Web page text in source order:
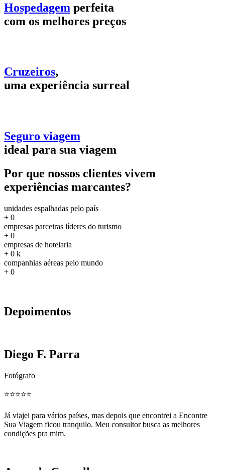
Hospedagem perfeita
com os melhores preços
Cruzeiros,
uma experiência surreal
Seguro viagem
ideal para sua viagem
Por que nossos clientes vivem
experiências marcantes?
unidades espalhadas pelo país
+ 0
empresas parceiras líderes do turismo
+ 0
empresas de hotelaria
+ 0 k
companhias aéreas pelo mundo
+ 0
Depoimentos
Diego F. Parra
Fotógrafo
⭐️⭐️⭐️⭐️⭐️
Já viajei para vários países, mas depois que encontrei a Encontre
Sua Viagem ficou tranquilo. Meu consultor busca as melhores
condições pra mim.